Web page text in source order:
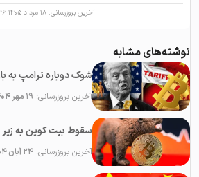
آخرین بروزرسانی: ۱۸ مرداد ۱۴۰۵ ۱۱:۴۶
نوشته‌های مشابه
آخرین بروزرسانی:۱۹ مهر ۱۴۰۴
آخرین بروزرسانی:۲۴ آبان ۱۴۰۴